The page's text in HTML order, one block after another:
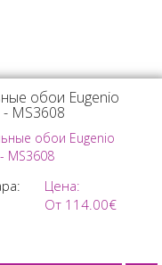
обои Eugenio
MS3608
Цена:
От 114.00€